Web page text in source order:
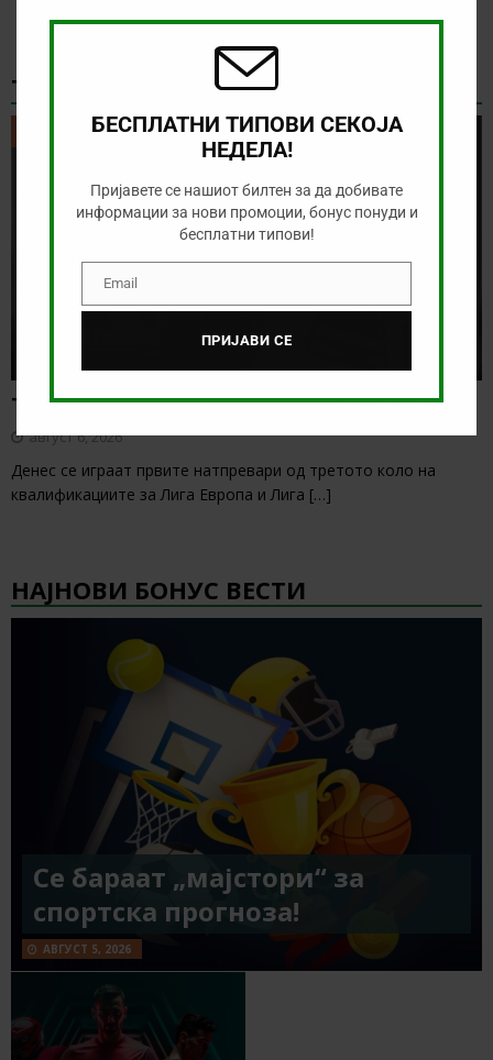
ТИКЕТ НА ДЕНОТ
ТИКЕТ НА ДЕНОТ
Тикет на денот (четврток, 06.08.2026)
август 6, 2026
Денес се играат првите натпревари од третото коло на
квалификациите за Лига Европа и Лига […]
НАЈНОВИ БОНУС ВЕСТИ
Се бараат „мајстори“ за
спортска прогноза!
АВГУСТ 5, 2026
БЕСПЛАТНИ ТИПОВИ СЕКОЈА
НЕДЕЛА!
Пријавете се нашиот билтен за да добивате
информации за нови промоции, бонус понуди и
бесплатни типови!
EmailEmail
ПРИЈАВИ СЕ